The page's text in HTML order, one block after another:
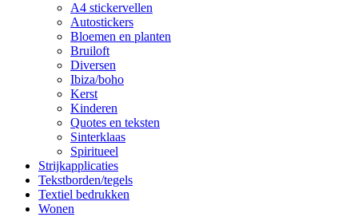
A4 stickervellen
Autostickers
Bloemen en planten
Bruiloft
Diversen
Ibiza/boho
Kerst
Kinderen
Quotes en teksten
Sinterklaas
Spiritueel
Strijkapplicaties
Tekstborden/tegels
Textiel bedrukken
Wonen